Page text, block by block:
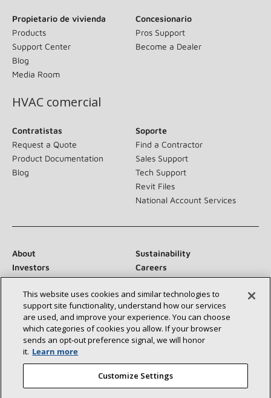
Propietario de vivienda
Products
Support Center
Blog
Media Room
Concesionario
Pros Support
Become a Dealer
HVAC comercial
Contratistas
Request a Quote
Product Documentation
Blog
Soporte
Find a Contractor
Sales Support
Tech Support
Revit Files
National Account Services
About
Sustainability
Investors
Careers
Suppliers
Contact Us
Newsroom
Conéctese con nosotros:
This website uses cookies and similar technologies to
support site functionality, understand how our services
are used, and improve your experience. You can choose
which categories of cookies you allow. If your browser
sends an opt‑out preference signal, we will honor
it. Learn more
Customize Settings